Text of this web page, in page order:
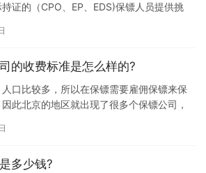
证的（CPO、EP、EDS)保镖人员提供挑
的收费标准是怎么样的?
口比较多，所以在保镖需要雇佣保镖来保
此北京的地区就出现了很多个保镖公司，
多少钱?